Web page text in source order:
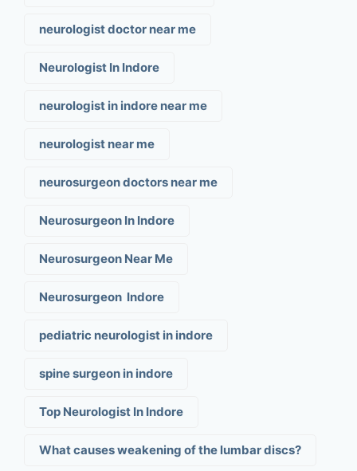
neurologist doctor near me
Neurologist In Indore
neurologist in indore near me
neurologist near me
neurosurgeon doctors near me
Neurosurgeon In Indore
Neurosurgeon Near Me
Neurosurgeon Indore
pediatric neurologist in indore
spine surgeon in indore
Top Neurologist In Indore
What causes weakening of the lumbar discs?